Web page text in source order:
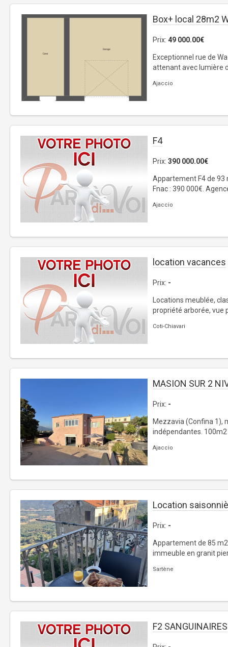
Box+ local 28m2
Prix: 49 000.00€
Exceptionnel rue de
attenant avec lumière
Ajaccio
F4
Prix: 390 000.00€
Appartement F4 de 93
Fnac : 390 000€.
Ajaccio
location vacances
Prix: -
Locations meublée,
propriété arborée, vue
Coti-Chiavari
MASION SUR 2
Prix: -
Mezzavia (Confina 1),
indépendantes.
Ajaccio
Location
Prix: -
Appartement de 85
immeuble en granit
Sartène
F2 SANGUINAIRES